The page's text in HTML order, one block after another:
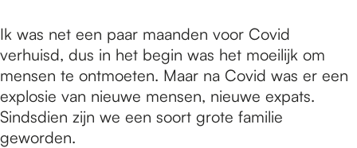
Ik was net een paar maanden voor Covid
verhuisd, dus in het begin was het moeilijk om
mensen te ontmoeten. Maar na Covid was er een
explosie van nieuwe mensen, nieuwe expats.
Sindsdien zijn we een soort grote familie
geworden.